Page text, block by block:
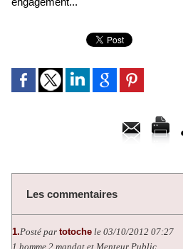
Les commentaires
1.Posté par totoche le 03/10/2012 07:27
1 homme 2 mandat et Menteur Public